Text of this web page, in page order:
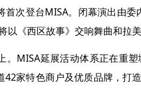
首次登台MISA。闭幕演出由
以《西区故事》交响舞曲和拉
MISA延展活动体系正在重塑
家特色商户及优质品牌，打